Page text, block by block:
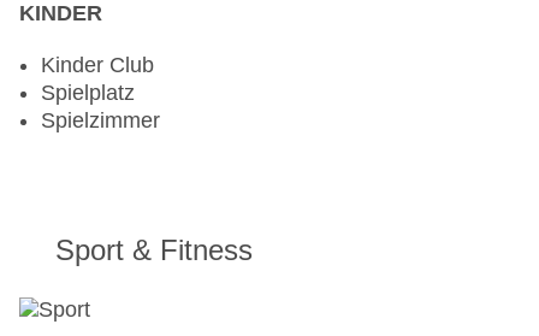
KINDER
Kinder Club
Spielplatz
Spielzimmer
Sport & Fitness